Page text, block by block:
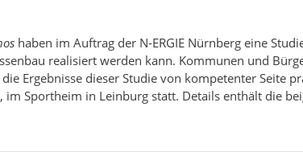
haben im Auftrag der N-ERGIE Nürnberg eine
realisiert werden kann. Kommunen und
Ergebnisse dieser Studie von kompetenter Seite
Sportheim in Leinburg statt. Details enthält die